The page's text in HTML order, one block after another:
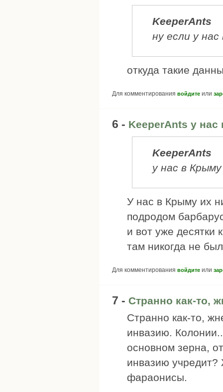
KeeperAnts
ну если у
откуда такие
Для комментирования войдите или
6 - KeeperAnts у
KeeperAnts
у нас в
У нас в Крыму их
подродом
и вот уже десятки
там никогда не
Для комментирования войдите или
7 - Странно как-то,
Странно как-то,
инвазию.
основном зерна,
инвазию
фараонисы.